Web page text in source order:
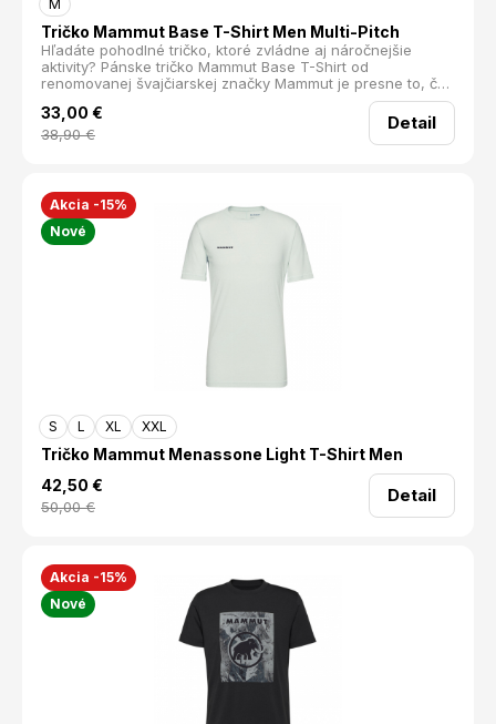
M
Tričko Mammut Base T-Shirt Men Multi-Pitch
Hľadáte pohodlné tričko, ktoré zvládne aj náročnejšie
aktivity? Pánske tričko Mammut Base T-Shirt od
renomovanej švajčiarskej značky Mammut je presne to, čo
potrebujete. Vďaka vyššej gramáži sa nemusíte báť ani
lezenia na stene. Prírodný materiál z 100% organickej
bavlny je nielen priedušný, ale aj zdravotne nezávadný a
33,00 €
38,90€
Detail
Akcia -15%
Nové
S L XL XXL
Tričko Mammut Menassone Light T-Shirt Men
42,50 €
50,00€
Detail
Akcia -15%
Nové